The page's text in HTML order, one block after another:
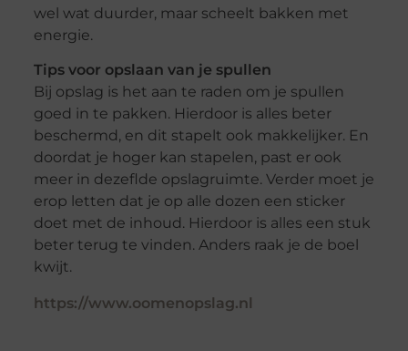
wel wat duurder, maar scheelt bakken met
energie.
Tips voor opslaan van je spullen
Bij opslag is het aan te raden om je spullen
goed in te pakken. Hierdoor is alles beter
beschermd, en dit stapelt ook makkelijker. En
doordat je hoger kan stapelen, past er ook
meer in dezeflde opslagruimte. Verder moet je
erop letten dat je op alle dozen een sticker
doet met de inhoud. Hierdoor is alles een stuk
beter terug te vinden. Anders raak je de boel
kwijt.
https://www.oomenopslag.nl